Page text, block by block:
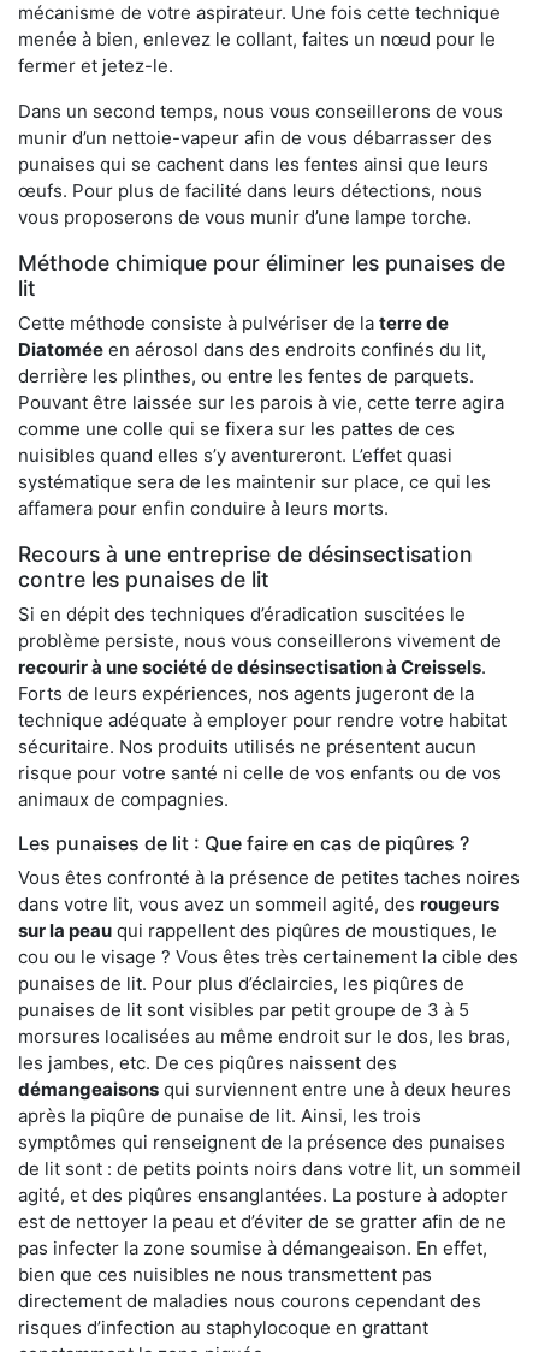
mécanisme de votre aspirateur. Une fois cette technique
menée à bien, enlevez le collant, faites un nœud pour le
fermer et jetez-le.
Dans un second temps, nous vous conseillerons de vous
munir d’un nettoie-vapeur afin de vous débarrasser des
punaises qui se cachent dans les fentes ainsi que leurs
œufs. Pour plus de facilité dans leurs détections, nous
vous proposerons de vous munir d’une lampe torche.
Méthode chimique pour éliminer les punaises de
lit
Cette méthode consiste à pulvériser de la terre de
Diatomée en aérosol dans des endroits confinés du lit,
derrière les plinthes, ou entre les fentes de parquets.
Pouvant être laissée sur les parois à vie, cette terre agira
comme une colle qui se fixera sur les pattes de ces
nuisibles quand elles s’y aventureront. L’effet quasi
systématique sera de les maintenir sur place, ce qui les
affamera pour enfin conduire à leurs morts.
Recours à une entreprise de désinsectisation
contre les punaises de lit
Si en dépit des techniques d’éradication suscitées le
problème persiste, nous vous conseillerons vivement de
recourir à une société de désinsectisation à Creissels.
Forts de leurs expériences, nos agents jugeront de la
technique adéquate à employer pour rendre votre habitat
sécuritaire. Nos produits utilisés ne présentent aucun
risque pour votre santé ni celle de vos enfants ou de vos
animaux de compagnies.
Les punaises de lit : Que faire en cas de piqûres ?
Vous êtes confronté à la présence de petites taches noires
dans votre lit, vous avez un sommeil agité, des rougeurs
sur la peau qui rappellent des piqûres de moustiques, le
cou ou le visage ? Vous êtes très certainement la cible des
punaises de lit. Pour plus d’éclaircies, les piqûres de
punaises de lit sont visibles par petit groupe de 3 à 5
morsures localisées au même endroit sur le dos, les bras,
les jambes, etc. De ces piqûres naissent des
démangeaisons qui surviennent entre une à deux heures
après la piqûre de punaise de lit. Ainsi, les trois
symptômes qui renseignent de la présence des punaises
de lit sont : de petits points noirs dans votre lit, un sommeil
agité, et des piqûres ensanglantées. La posture à adopter
est de nettoyer la peau et d’éviter de se gratter afin de ne
pas infecter la zone soumise à démangeaison. En effet,
bien que ces nuisibles ne nous transmettent pas
directement de maladies nous courons cependant des
risques d’infection au staphylocoque en grattant